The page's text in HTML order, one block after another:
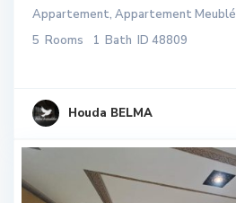
Appartement, Appartement Meublé
5 Rooms 1 Bath ID 48809
Houda BELMA